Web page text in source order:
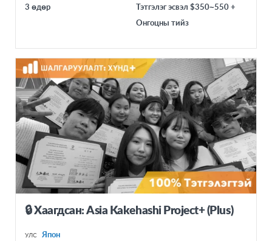
3 өдөр
Тэтгэлэг эсвэл $350~550 +
Онгоцны тийз
🔒 Хаагдсан: Asia Kakehashi Project+ (Plus)
УЛС Япон